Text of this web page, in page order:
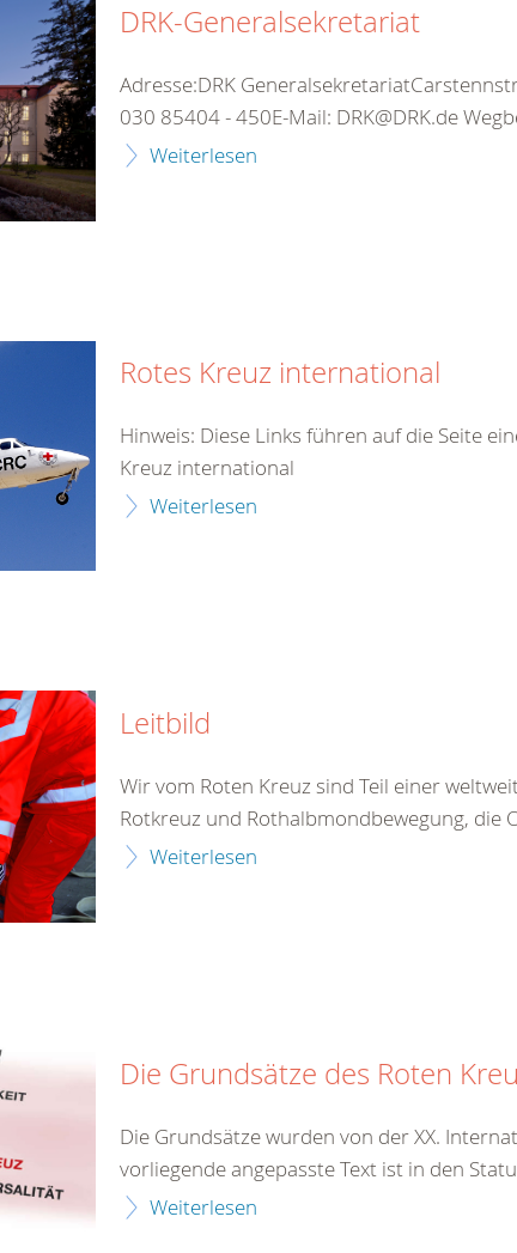
DRK-Generalsekretariat
Adresse:DRK
030 85404 - 450E-Mail: DRK@DRK.de
Weiterlesen
Rotes Kreuz international
Hinweis: Diese Links führen auf die Seite
Kreuz international
Weiterlesen
Leitbild
Wir vom Roten Kreuz sind Teil einer
Rotkreuz und Rothalbmondbewegung, die
Weiterlesen
Die Grundsätze des Roten
Die Grundsätze wurden von der XX.
vorliegende angepasste Text ist in den
Weiterlesen